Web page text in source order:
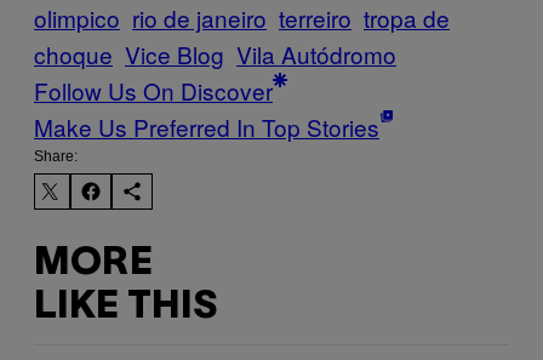
olimpico rio de janeiro terreiro tropa de
choque Vice Blog Vila Autódromo
Follow Us On Discover
Make Us Preferred In Top Stories
Share:
MORE
LIKE THIS